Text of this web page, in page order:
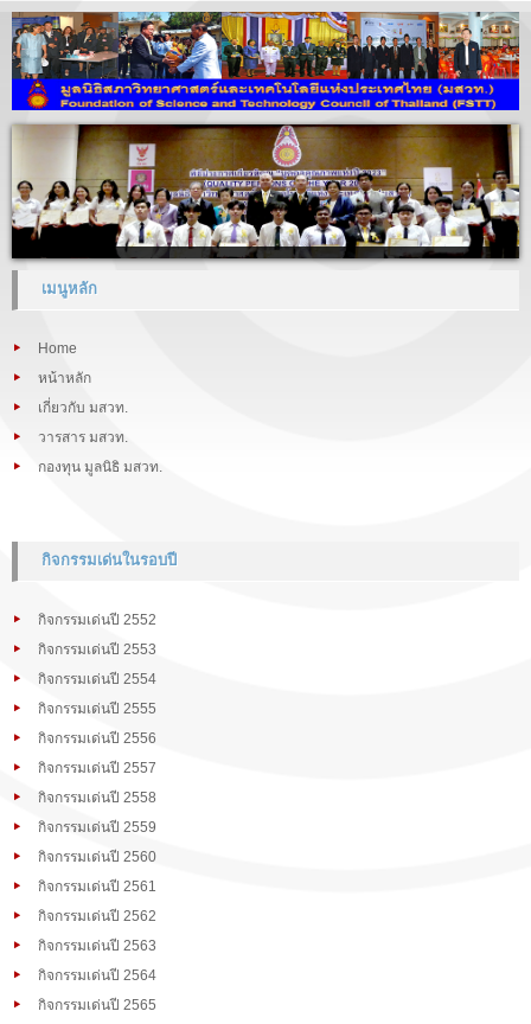
เมนูหลัก
Home
หน้าหลัก
เกี่ยวกับ มสวท.
วารสาร มสวท.
กองทุน มูลนิธิ มสวท.
กิจกรรมเด่นในรอบปี
กิจกรรมเด่นปี 2552
กิจกรรมเด่นปี 2553
กิจกรรมเด่นปี 2554
กิจกรรมเด่นปี 2555
กิจกรรมเด่นปี 2556
กิจกรรมเด่นปี 2557
กิจกรรมเด่นปี 2558
กิจกรรมเด่นปี 2559
กิจกรรมเด่นปี 2560
กิจกรรมเด่นปี 2561
กิจกรรมเด่นปี 2562
กิจกรรมเด่นปี 2563
กิจกรรมเด่นปี 2564
กิจกรรมเด่นปี 2565